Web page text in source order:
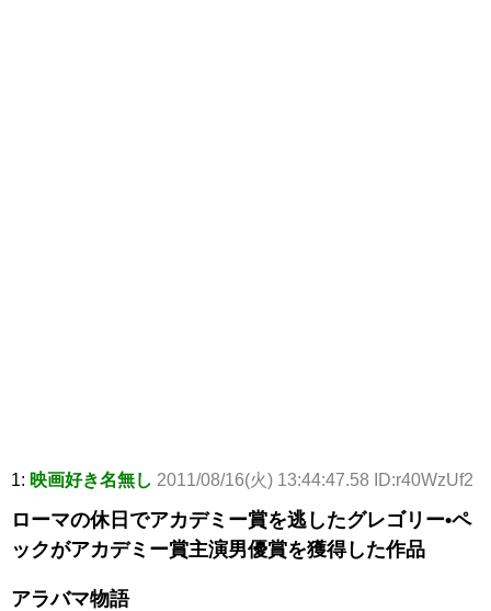
1: 映画好き名無し 2011/08/16(火) 13:44:47.58 ID:r40WzUf2
ローマの休日でアカデミー賞を逃したグレゴリー•ペ
ックがアカデミー賞主演男優賞を獲得した作品
アラバマ物語